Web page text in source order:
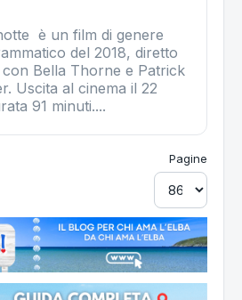
è un film di genere
del 2018, diretto
Bella Thorne e Patrick
Uscita al cinema il 22
91 minuti....
Pagine